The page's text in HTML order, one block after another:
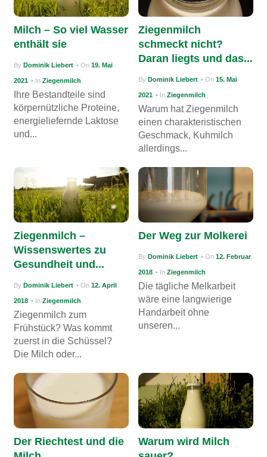
Milch – So viel Wasser
enthält sie
ByDominik Liebert • On19. Mai
2021 • InZiegenmilch
Ihre Bestandteile sind
körpernützliche Proteine,
energieliefernde Laktose
und...
Ziegenmilch
schmeckt nicht?
Daran liegts und das...
ByDominik Liebert • On15. Mai
2021 • InZiegenmilch
Warum hat Ziegenmilch
einen charakteristischen
Geschmack, Kuhmilch
allerdings...
Ziegenmilch –
Wissenswertes zu
Gesundheit und...
ByDominik Liebert • On12. April
2018 • InZiegenmilch
Ziegenmilch zum
Frühstück? Was kommt
zuerst in die Schüssel?
Die Milch oder...
Der Weg zur Molkerei
ByDominik Liebert • On12. Februar
2018 • InZiegenmilch
Die tägliche Melkarbeit
wäre eine langwierige
Handarbeit ohne
unseren...
Der Riechtest und die
Warum wird Milch